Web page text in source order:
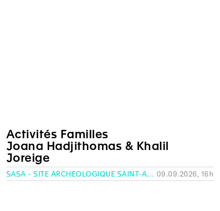
Activités Familles
Joana Hadjithomas & Khalil
Joreige
SASA - SITE ARCHÉOLOGIQUE SAINT-ANTOINE, GENÈVE 09.09.2026, 16h